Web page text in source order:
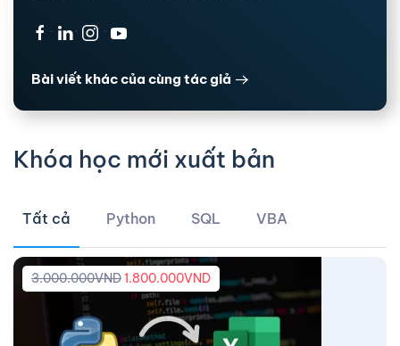
· · ·
Bài viết khác của cùng tác giả
Khóa học mới xuất bản
Tất cả Python SQL VBA
3.000.000VND1.800.000VND